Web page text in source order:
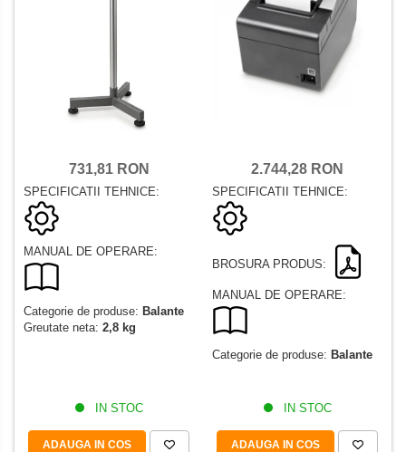
731,81 RON
SPECIFICATII TEHNICE:
MANUAL DE OPERARE:
Categorie de produse: Balante
Greutate neta: 2,8 kg
IN STOC
ADAUGA IN COS
2.744,28 RON
SPECIFICATII TEHNICE:
BROSURA PRODUS:
MANUAL DE OPERARE:
Categorie de produse: Balante
IN STOC
ADAUGA IN COS